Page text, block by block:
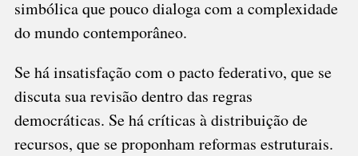
simbólica que pouco dialoga com a complexidade
do mundo contemporâneo.
Se há insatisfação com o pacto federativo, que se
discuta sua revisão dentro das regras
democráticas. Se há críticas à distribuição de
recursos, que se proponham reformas estruturais.